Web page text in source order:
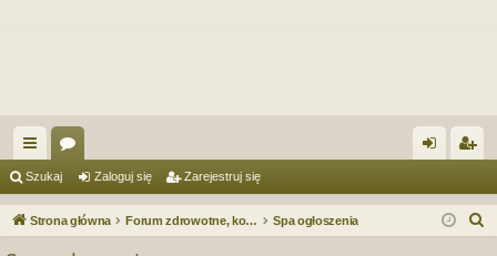
ię
ce
or
a og ej
Szukaj Zaloguj się Zarejestruj się
Strona główna Forum zdrowotne, kosmetyczne. Spa & Wellness. Forum serwisu Spa.e-Masaz.pl Spa ogłoszenia